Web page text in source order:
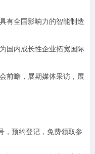
有全国影响力的智能制造
国内成长性企业拓宽国际
前瞻，展期媒体采访，展
，预约登记，免费领取参